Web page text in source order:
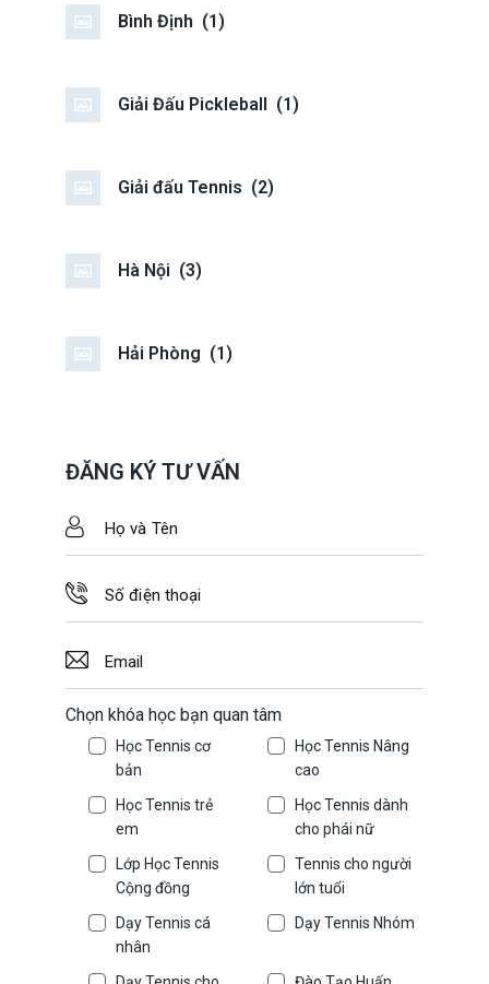
Bình Định (1)
Giải Đấu Pickleball (1)
Giải đấu Tennis (2)
Hà Nội (3)
Hải Phòng (1)
ĐĂNG KÝ TƯ VẤN
Chọn khóa học bạn quan tâm
Học Tennis cơ
bản
Học Tennis Nâng
cao
Học Tennis trẻ
em
Học Tennis dành
cho phái nữ
Lớp Học Tennis
Cộng đồng
Tennis cho người
lớn tuổi
Dạy Tennis cá
nhân
Dạy Tennis Nhóm